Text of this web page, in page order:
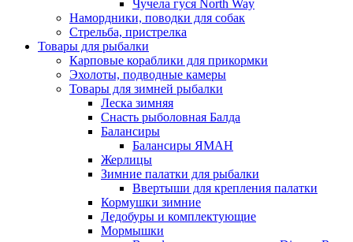
Чучела гуся North Way
Намордники, поводки для собак
Стрельба, пристрелка
Товары для рыбалки
Карповые кораблики для прикормки
Эхолоты, подводные камеры
Товары для зимней рыбалки
Леска зимняя
Снасть рыболовная Балда
Балансиры
Балансиры ЯМАН
Жерлицы
Зимние палатки для рыбалки
Ввертыши для крепления палатки
Кормушки зимние
Ледобуры и комплектующие
Мормышки